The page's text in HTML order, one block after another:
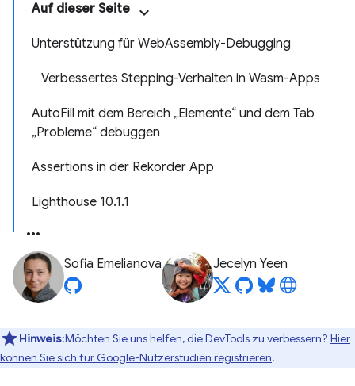
Auf dieser Seite
Unterstützung für WebAssembly-Debugging
Verbessertes Stepping-Verhalten in Wasm-Apps
AutoFill mit dem Bereich „Elemente“ und dem Tab
„Probleme“ debuggen
Assertions in der Rekorder App
Lighthouse 10.1.1
Sofia Emelianova Jecelyn Yeen
Hinweis:Möchten Sie uns helfen, die DevTools zu verbessern? Hier
können Sie sich für Google-Nutzerstudien registrieren.